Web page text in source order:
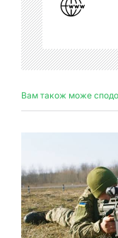
Вам також може